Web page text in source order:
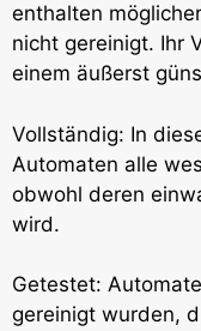
enthalten
nicht gereinigt. Ihr
einem äußerst
Vollständig: In
Automaten alle
obwohl deren
wird.
Getestet:
gereinigt wurden,